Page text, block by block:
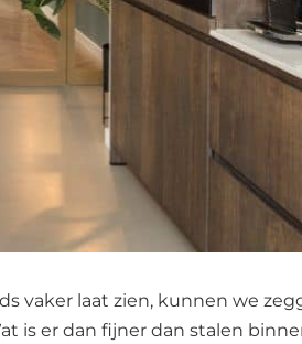
vaker laat zien, kunnen we
is er dan fijner dan stalen